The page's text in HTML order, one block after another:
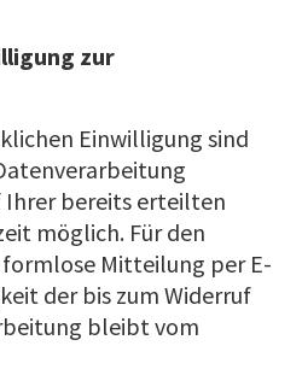
zur
Einwilligung sind
Ihrer bereits erteilten
möglich. Für den
Mitteilung per E-
der bis zum Widerruf
bleibt vom